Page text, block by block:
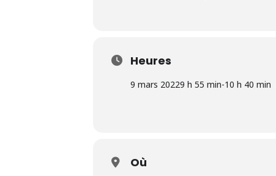
Heures
9 mars 20229 h 55 min-10 h 40 min
Où